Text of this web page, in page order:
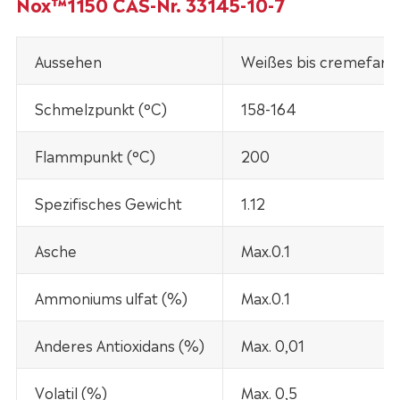
Aussehen Weißes bis
Schmelzpunkt (°C) 158-164
Flammpunkt (°C) 200
Spezifisches Gewicht 1.12
Asche Max.0.1
Ammoniums ulfat (%) Max.0.1
Anderes Antioxidans (%) Max. 0,01
Volatil (%) Max. 0,5